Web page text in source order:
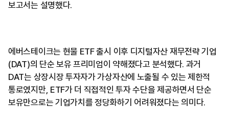
보고서는 설명했다.
에버스테이크는 현물 ETF 출시 이후 디지털자산 재무전략 기업
(DAT)의 단순 보유 프리미엄이 약해졌다고 분석했다. 과거
DAT는 상장시장 투자자가 가상자산에 노출될 수 있는 제한적
통로였지만, ETF가 더 직접적인 투자 수단을 제공하면서 단순
보유만으로는 기업가치를 정당화하기 어려워졌다는 의미다.